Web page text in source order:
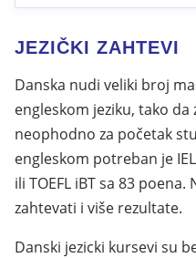
JEZIČKI ZAHTEVI
Danska nudi veliki broj
engleskom jeziku, tako
neophodno za početak
engleskom potreban je
ili TOEFL iBT sa 83
zahtevati i više rezultate.
Danski jezicki kursevi su